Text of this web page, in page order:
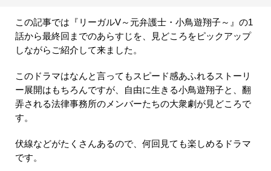
この記事では『リーガルV～元弁護士・小鳥遊翔子～』の1
話から最終回までのあらすじを、見どころをピックアップ
しながらご紹介して来ました。
このドラマはなんと言ってもスピード感あふれるストーリ
ー展開はもちろんですが、自由に生きる小鳥遊翔子と、翻
弄される法律事務所のメンバーたちの大衆劇が見どころで
す。
伏線などがたくさんあるので、何回見ても楽しめるドラマ
です。